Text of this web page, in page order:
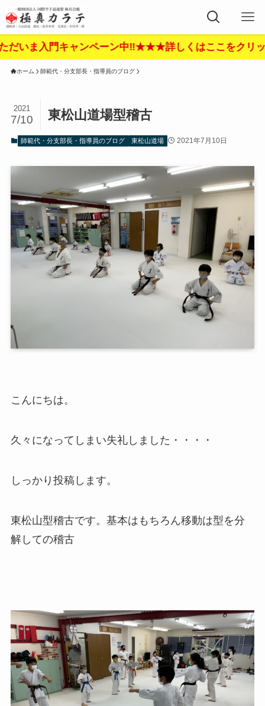
ャンペーン中‼︎★★★詳しくはここをクリック‼︎★★★
ホーム 師範代・分支部長・指導員のブログ
東松山道場型稽古
2021
7/10
師範代・分支部長・指導員のブログ 東松山道場 2021年7月10日
こんにちは。
久々になってしまい失礼しました・・・・
しっかり投稿します。
東松山型稽古です。基本はもちろん移動は型を分
解しての稽古